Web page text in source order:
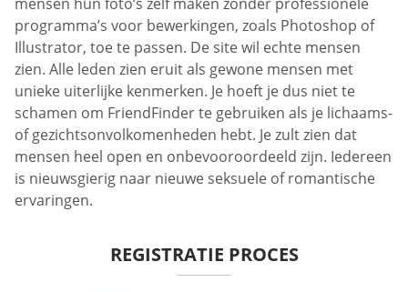
programma’s voor bewerkingen, zoals Photoshop of
Illustrator, toe te passen. De site wil echte mensen
zien. Alle leden zien eruit als gewone mensen met
unieke uiterlijke kenmerken. Je hoeft je dus niet te
schamen om FriendFinder te gebruiken als je lichaams-
of gezichtsonvolkomenheden hebt. Je zult zien dat
mensen heel open en onbevooroordeeld zijn. Iedereen
is nieuwsgierig naar nieuwe seksuele of romantische
ervaringen.
REGISTRATIE PROCES